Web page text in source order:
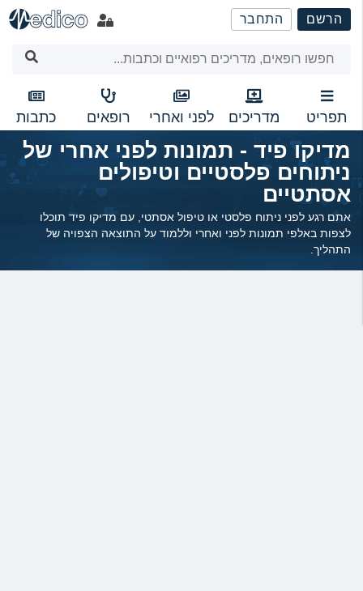
שִׂים
לֵב:
מַעֲרֶכֶת
נָגִישׁ
בִּקְלִיק
הַמְּסַיַּעַת
לִנְגִישׁוּת
הָאֲתָר.
הרשם התחבר
תפריט מדריכים לפני ואחרי רופאים כתבות
מדיקו פיד - תמונות לפני אחרי של
ניתוחים פלסטיים וטיפולים
אסתטיים
אתם רגע לפני ניתוח פלסטי או טיפול אסתטי, עם מדיקו פיד תוכלו
לצפות באלפי תמונות לפני ואחרי וללמוד על התוצאה הצפויה של
התהליך.